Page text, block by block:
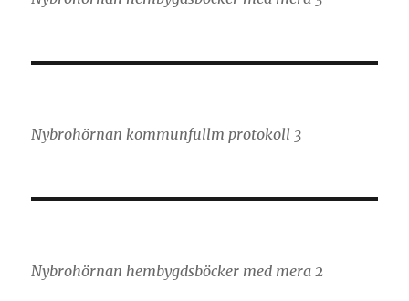
Nybrohörnan kommunfullm protokoll 3
Nybrohörnan hembygdsböcker med mera 2